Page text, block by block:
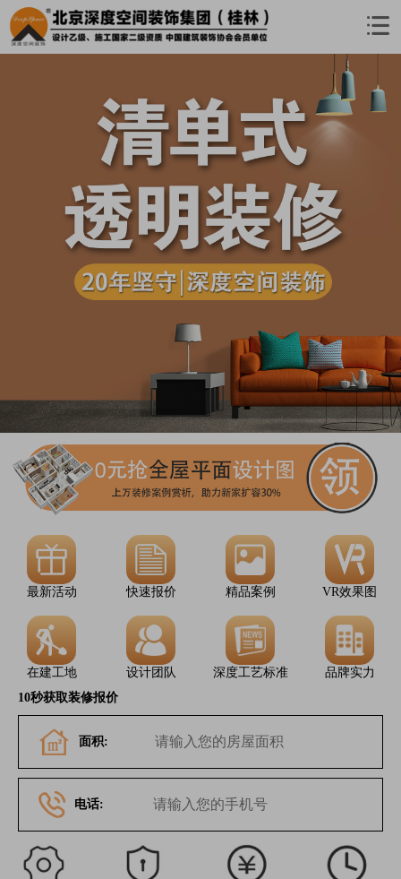
最新活动 快速报价 精品案例 VR效果图
在建工地 设计团队 深度工艺标准
品牌实力
10秒获取装修报价
面积:
电话: